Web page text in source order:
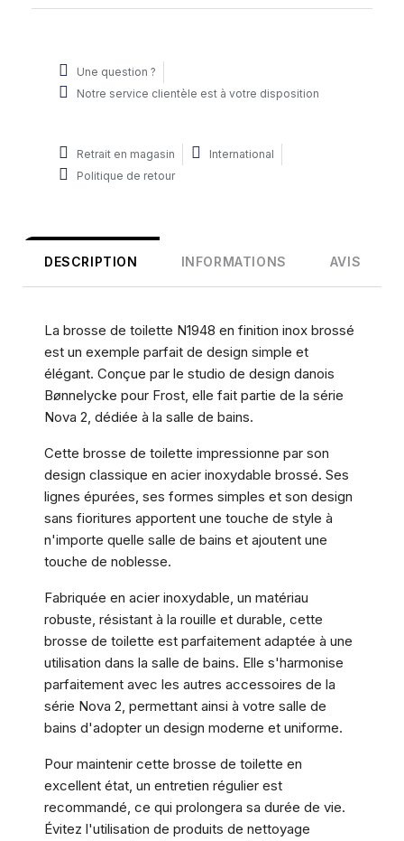
Une question ?
Notre service clientèle est à votre disposition
Retrait en magasin
International
Politique de retour
DESCRIPTION INFORMATIONS AVIS
La brosse de toilette N1948 en finition inox brossé
est un exemple parfait de design simple et
élégant. Conçue par le studio de design danois
Bønnelycke pour Frost, elle fait partie de la série
Nova 2, dédiée à la salle de bains.
Cette brosse de toilette impressionne par son
design classique en acier inoxydable brossé. Ses
lignes épurées, ses formes simples et son design
sans fioritures apportent une touche de style à
n'importe quelle salle de bains et ajoutent une
touche de noblesse.
Fabriquée en acier inoxydable, un matériau
robuste, résistant à la rouille et durable, cette
brosse de toilette est parfaitement adaptée à une
utilisation dans la salle de bains. Elle s'harmonise
parfaitement avec les autres accessoires de la
série Nova 2, permettant ainsi à votre salle de
bains d'adopter un design moderne et uniforme.
Pour maintenir cette brosse de toilette en
excellent état, un entretien régulier est
recommandé, ce qui prolongera sa durée de vie.
Évitez l'utilisation de produits de nettoyage